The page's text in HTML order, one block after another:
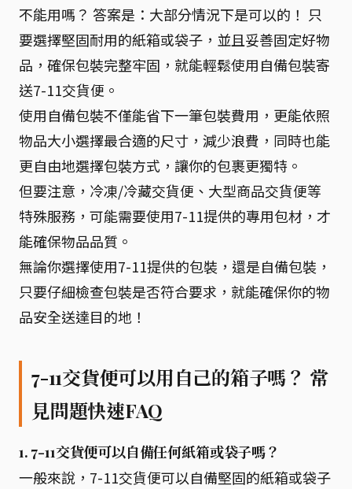
不能用嗎？ 答案是：大部分情況下是可以的！ 只
要選擇堅固耐用的紙箱或袋子，並且妥善固定好物
品，確保包裝完整牢固，就能輕鬆使用自備包裝寄
送7-11交貨便。
使用自備包裝不僅能省下一筆包裝費用，更能依照
物品大小選擇最合適的尺寸，減少浪費，同時也能
更自由地選擇包裝方式，讓你的包裹更獨特。
但要注意，冷凍/冷藏交貨便、大型商品交貨便等
特殊服務，可能需要使用7-11提供的專用包材，才
能確保物品品質。
無論你選擇使用7-11提供的包裝，還是自備包裝，
只要仔細檢查包裝是否符合要求，就能確保你的物
品安全送達目的地！
7-11交貨便可以用自己的箱子嗎？ 常
見問題快速FAQ
1. 7-11交貨便可以自備任何紙箱或袋子嗎？
一般來說，7-11交貨便可以自備堅固的紙箱或袋子